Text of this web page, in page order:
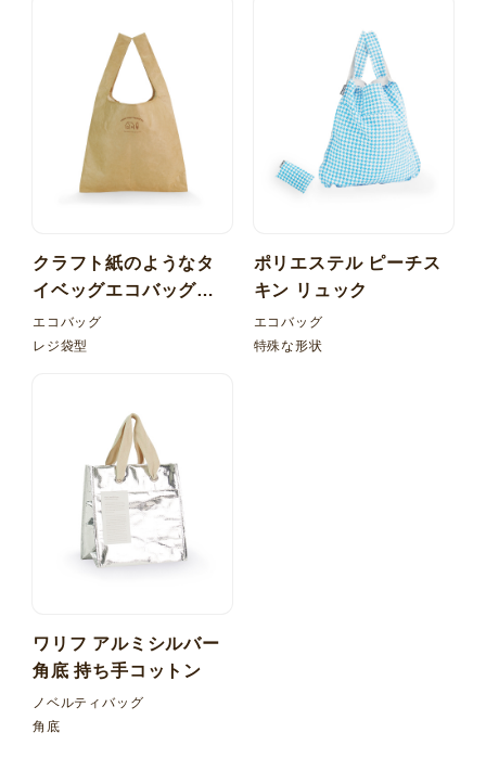
クラフト紙のようなタ
イベッグエコバッグ！
レジ型 内ポケット折り
たたみ
エコバッグ
レジ袋型
ポリエステル ピーチス
キン リュック
エコバッグ
特殊な形状
ワリフ アルミシルバー
角底 持ち手コットン
ノベルティバッグ
角底